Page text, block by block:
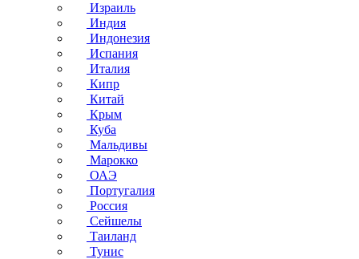
Израиль
Индия
Индонезия
Испания
Италия
Кипр
Китай
Крым
Куба
Мальдивы
Марокко
ОАЭ
Португалия
Россия
Сейшелы
Таиланд
Тунис